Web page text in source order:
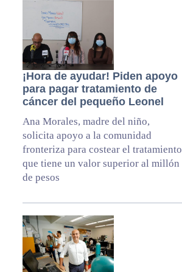
¡Hora de ayudar! Piden apoyo
para pagar tratamiento de
cáncer del pequeño Leonel
Ana Morales, madre del niño,
solicita apoyo a la comunidad
fronteriza para costear el tratamiento
que tiene un valor superior al millón
de pesos